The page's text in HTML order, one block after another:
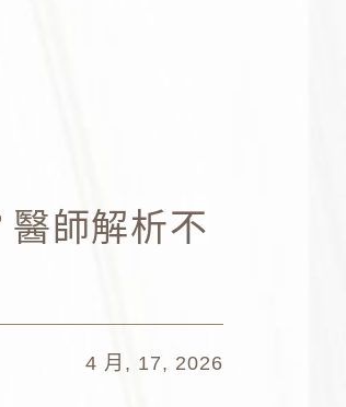
師解析不
4 月, 17, 2026